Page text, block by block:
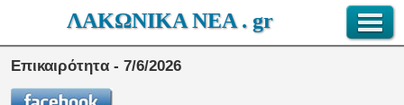
ΛΑΚΩΝΙΚΑ ΝΕΑ . gr
Επικαιρότητα - 7/6/2026